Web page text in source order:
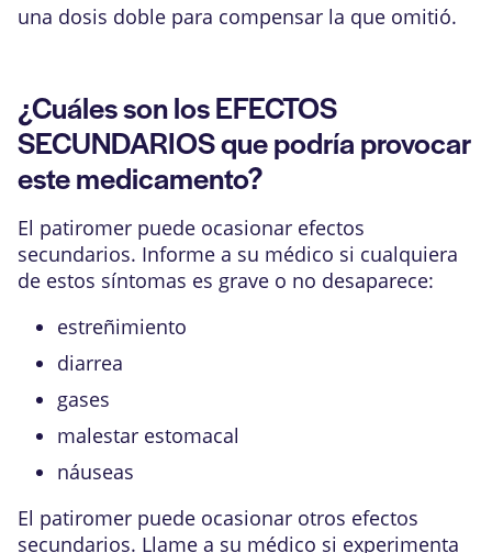
una dosis doble para compensar la que omitió.
¿Cuáles son los EFECTOS
SECUNDARIOS que podría provocar
este medicamento?
El patiromer puede ocasionar efectos
secundarios. Informe a su médico si cualquiera
de estos síntomas es grave o no desaparece:
estreñimiento
diarrea
gases
malestar estomacal
náuseas
El patiromer puede ocasionar otros efectos
secundarios. Llame a su médico si experimenta